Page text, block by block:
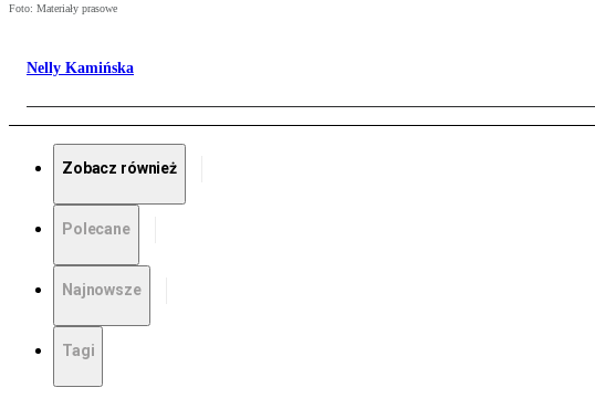
Foto: Materiały prasowe
Nelly Kamińska
Zobacz również
Polecane
Najnowsze
Tagi